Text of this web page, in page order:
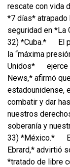
rescate con vida
*7 días* atrapado
seguridad en *La
32) *Cuba.*
El
la “máxima
Unidos*
ejerce
News,* afirmó
estadounidense,
combatir y dar
nuestros
soberanía y
33) *México.*
Ebrard,* advirtió
*tratado de libre